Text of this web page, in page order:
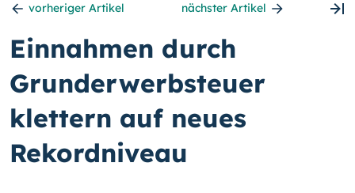
vorheriger Artikel nächster Artikel
Einnahmen durch
Grunderwerbsteuer
klettern auf neues
Rekordniveau